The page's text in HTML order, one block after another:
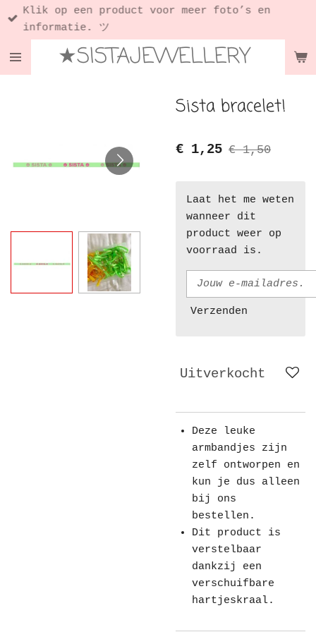
Ga
direct
de
★SISTAJEWELLERY
Klik op een product voor meer foto’s en
informatie. ツ
Sista bracelet!
€ 1,25 € 1,50
Laat het me weten
wanneer dit
product weer op
voorraad is.
Verzenden
Uitverkocht
Deze leuke
armbandjes zijn
zelf ontworpen en
kun je dus alleen
bij ons
bestellen.
Dit product is
verstelbaar
dankzij een
verschuifbare
hartjeskraal.